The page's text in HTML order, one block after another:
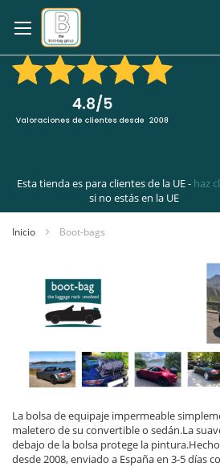
al
contenido
Esta tienda es para clientes de la UE - haz
si no estás en la UE
Inicio Boot-bags
La bolsa de equipaje impermeable
maletero de su convertible o sedán.La
debajo de la bolsa protege la
desde 2008, enviado a España en 3-5 días